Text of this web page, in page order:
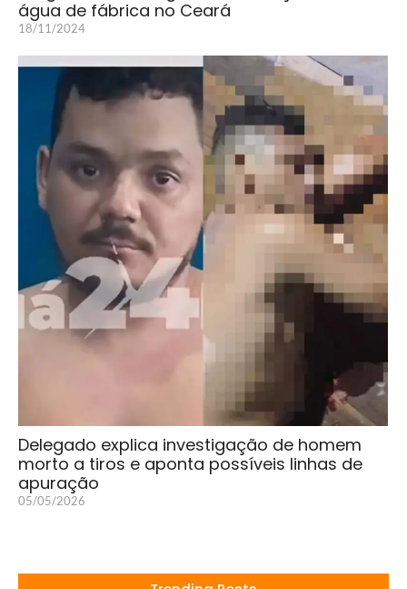
água de fábrica no Ceará
18/11/2024
Delegado explica investigação de homem
morto a tiros e aponta possíveis linhas de
apuração
05/05/2026